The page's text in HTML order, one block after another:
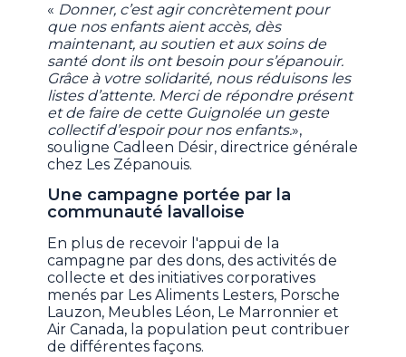
« Donner, c’est agir concrètement pour
que nos enfants aient accès, dès
maintenant, au soutien et aux soins de
santé dont ils ont besoin pour s’épanouir.
Grâce à votre solidarité, nous réduisons les
listes d’attente. Merci de répondre présent
et de faire de cette Guignolée un geste
collectif d’espoir pour nos enfants.»,
souligne Cadleen Désir, directrice générale
chez Les Zépanouis.
Une campagne portée par la
communauté lavalloise
En plus de recevoir l'appui de la
campagne par des dons, des activités de
collecte et des initiatives corporatives
menés par Les Aliments Lesters, Porsche
Lauzon, Meubles Léon, Le Marronnier et
Air Canada, la population peut contribuer
de différentes façons.